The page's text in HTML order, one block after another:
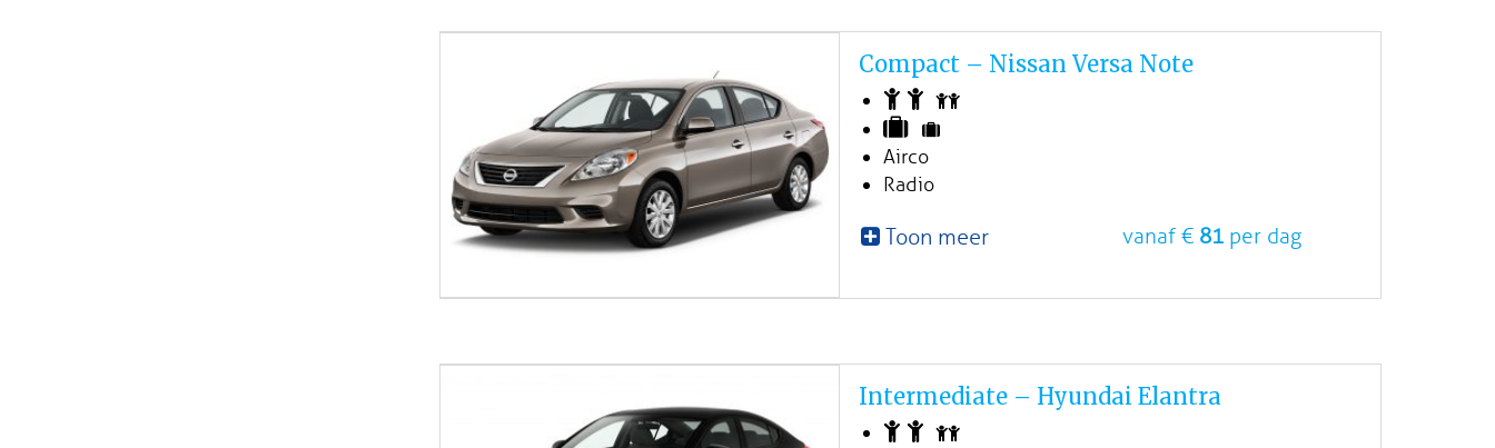
Compact – Nissan Versa Note
Airco
Radio
Toon meer vanaf € 81per dag
Intermediate – Hyundai Elantra